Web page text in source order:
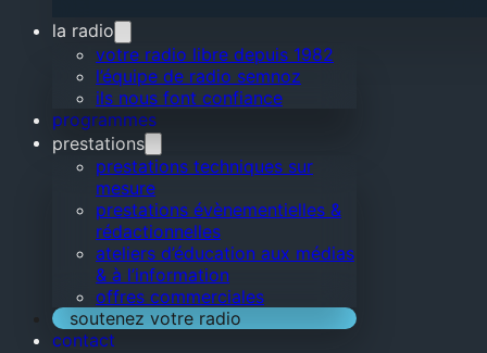
la radio
votre radio libre depuis 1982
l’équipe de radio semnoz
ils nous font confiance
programmes
prestations
prestations techniques sur
mesure
prestations évènementielles &
rédactionnelles
ateliers d’éducation aux médias
& à l’information
offres commerciales
soutenez votre radio
contact